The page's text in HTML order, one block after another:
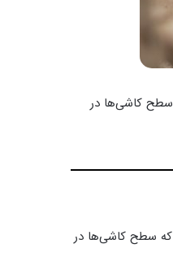
سطح کاشی‌ها در
که سطح کاشی‌ها در